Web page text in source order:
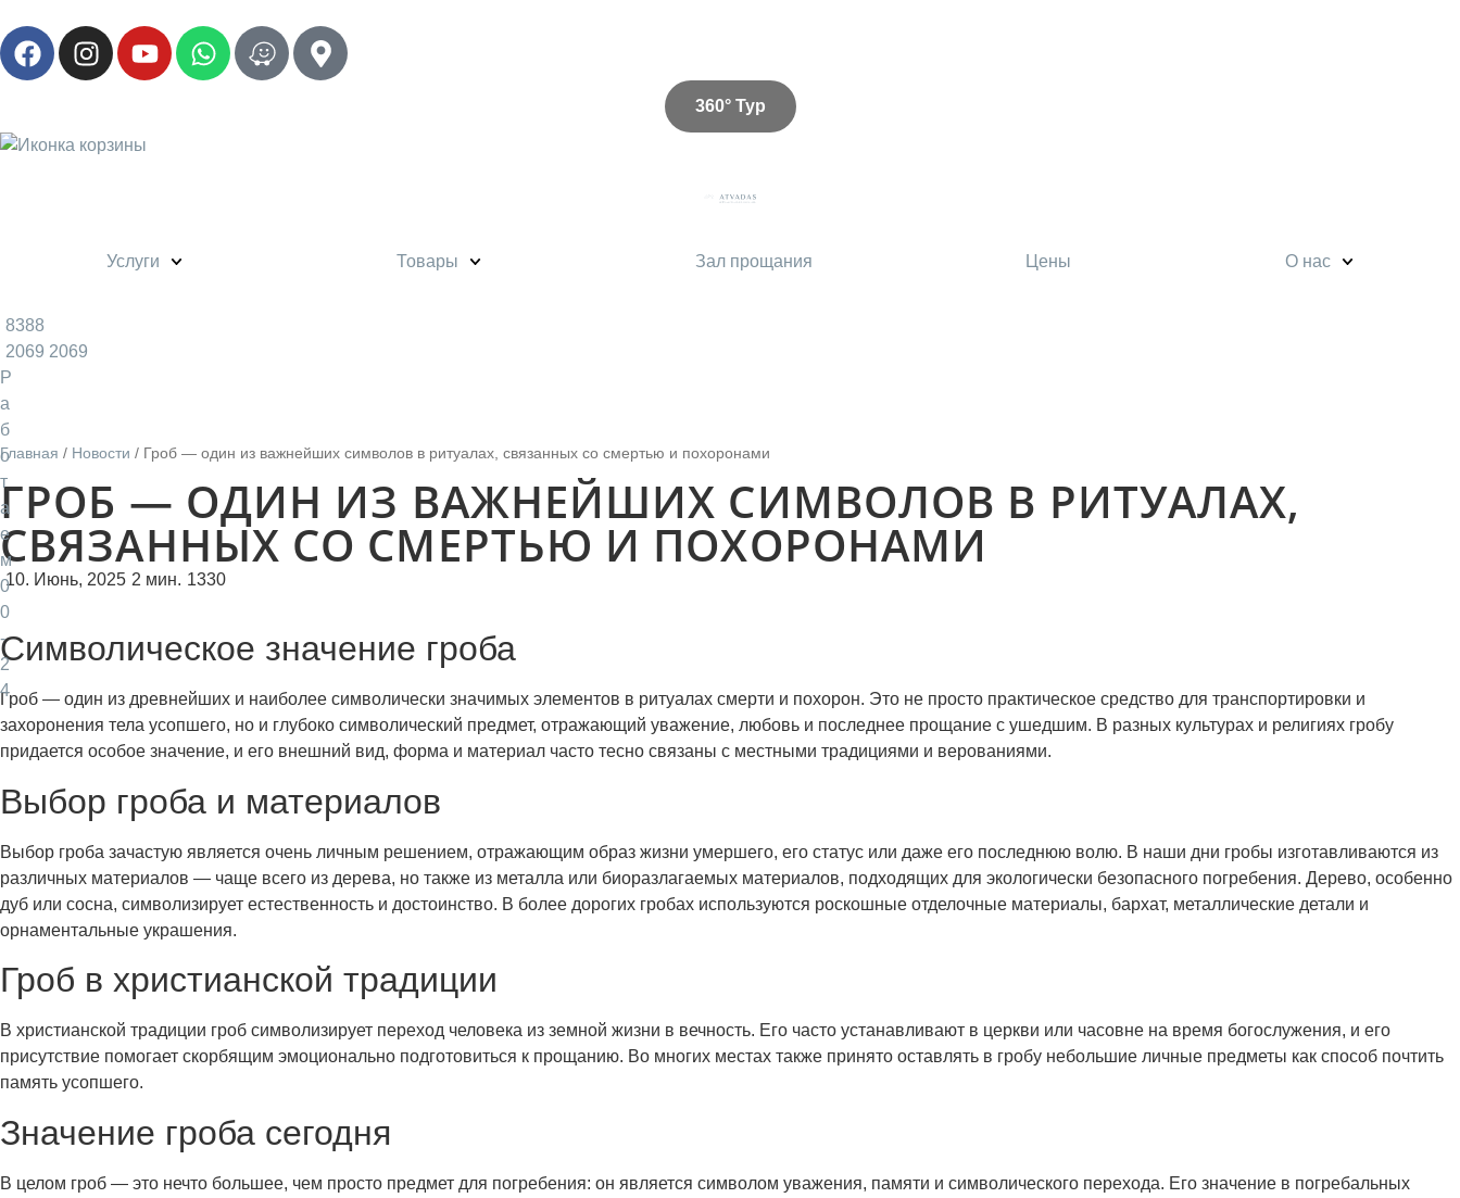
360° Тур
Услуги Товары Зал прощания Цены О нас
8388
2069 2069
Р
а
б
о
т
а
е
м
0
0
-
2
4
Главная / Новости / Гроб — один из важнейших символов в ритуалах, связанных со смертью и похоронами
ГРОБ — ОДИН ИЗ ВАЖНЕЙШИХ СИМВОЛОВ В РИТУАЛАХ,
СВЯЗАННЫХ СО СМЕРТЬЮ И ПОХОРОНАМИ
10. Июнь, 2025 2 мин. 1330
Символическое значение гроба
Гроб — один из древнейших и наиболее символически значимых элементов в ритуалах смерти и похорон. Это не просто практическое средство для транспортировки и
захоронения тела усопшего, но и глубоко символический предмет, отражающий уважение, любовь и последнее прощание с ушедшим. В разных культурах и религиях гробу
придается особое значение, и его внешний вид, форма и материал часто тесно связаны с местными традициями и верованиями.
Выбор гроба и материалов
Выбор гроба зачастую является очень личным решением, отражающим образ жизни умершего, его статус или даже его последнюю волю. В наши дни гробы изготавливаются из
различных материалов — чаще всего из дерева, но также из металла или биоразлагаемых материалов, подходящих для экологически безопасного погребения. Дерево, особенно
дуб или сосна, символизирует естественность и достоинство. В более дорогих гробах используются роскошные отделочные материалы, бархат, металлические детали и
орнаментальные украшения.
Гроб в христианской традиции
В христианской традиции гроб символизирует переход человека из земной жизни в вечность. Его часто устанавливают в церкви или часовне на время богослужения, и его
присутствие помогает скорбящим эмоционально подготовиться к прощанию. Во многих местах также принято оставлять в гробу небольшие личные предметы как способ почтить
память усопшего.
Значение гроба сегодня
В целом гроб — это нечто большее, чем просто предмет для погребения: он является символом уважения, памяти и символического перехода. Его значение в погребальных